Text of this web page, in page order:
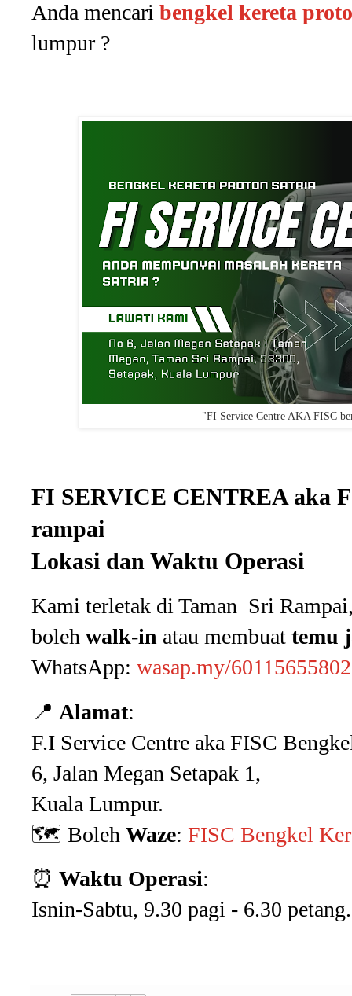
Anda mencari bengkel kereta
lumpur ?
"FI Service Centre AKA FISC
FI SERVICE CENTREA aka
rampai
Lokasi dan Waktu Operasi
Kami terletak di Taman Sri
boleh walk-in atau membuat temu
WhatsApp: wasap.my/
📍 Alamat:
F.I Service Centre aka FISC
6, Jalan Megan Setapak 1,
Kuala Lumpur.
🗺️ Boleh Waze: FISC Bengkel
⏰ Waktu Operasi:
Isnin-Sabtu, 9.30 pagi - 6.30 petang.